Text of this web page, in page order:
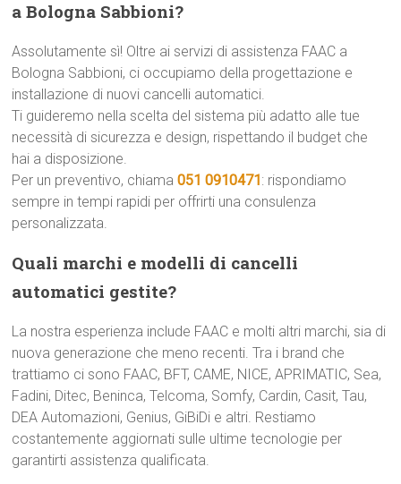
a Bologna Sabbioni?
Assolutamente sì! Oltre ai servizi di assistenza FAAC a
Bologna Sabbioni, ci occupiamo della progettazione e
installazione di nuovi cancelli automatici.
Ti guideremo nella scelta del sistema più adatto alle tue
necessità di sicurezza e design, rispettando il budget che
hai a disposizione.
Per un preventivo, chiama051 0910471: rispondiamo
sempre in tempi rapidi per offrirti una consulenza
personalizzata.
Quali marchi e modelli di cancelli
automatici gestite?
La nostra esperienza include FAAC e molti altri marchi, sia di
nuova generazione che meno recenti. Tra i brand che
trattiamo ci sono FAAC, BFT, CAME, NICE, APRIMATIC, Sea,
Fadini, Ditec, Beninca, Telcoma, Somfy, Cardin, Casit, Tau,
DEA Automazioni, Genius, GiBiDi e altri. Restiamo
costantemente aggiornati sulle ultime tecnologie per
garantirti assistenza qualificata.